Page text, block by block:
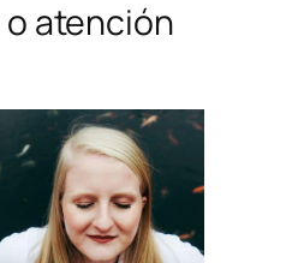
o atención